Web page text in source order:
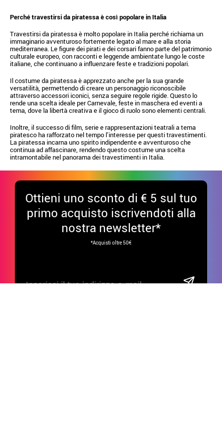
Perché travestirsi da piratessa è così popolare in Italia
Travestirsi da piratessa è molto popolare in Italia perché richiama un
immaginario avventuroso fortemente legato al mare e alla storia
mediterranea. Le figure dei pirati e dei corsari fanno parte del patrimonio
culturale europeo, con racconti e leggende ambientate lungo le coste
italiane, che continuano a influenzare feste e tradizioni popolari.
Il costume da piratessa è apprezzato anche per la sua grande
versatilità, permettendo di creare un personaggio riconoscibile
attraverso accessori iconici, senza seguire regole rigide. Questo lo
rende una scelta ideale per Carnevale, feste in maschera ed eventi a
tema, dove la libertà creativa e il gioco di ruolo sono elementi centrali.
Inoltre, il successo di film, serie e rappresentazioni teatrali a tema
piratesco ha rafforzato nel tempo l’interesse per questi travestimenti.
La piratessa incarna uno spirito indipendente e avventuroso che
continua ad affascinare, rendendo questo costume una scelta
intramontabile nel panorama dei travestimenti in Italia.
Ottieni uno sconto di € 5 sul tuo
primo acquisto iscrivendoti alla
nostra newsletter*
*Acquisti oltre 50€